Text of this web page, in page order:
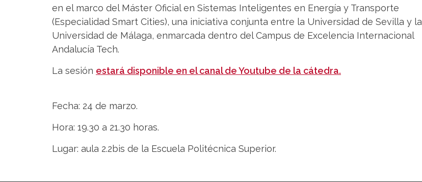
en el marco del Máster Oficial en Sistemas Inteligentes en Energía y Transporte
(Especialidad Smart Cities), una iniciativa conjunta entre la Universidad de Sevilla y la
Universidad de Málaga, enmarcada dentro del Campus de Excelencia Internacional
Andalucía Tech.
La sesión estará disponible en el canal de Youtube de la cátedra.
Fecha: 24 de marzo.
Hora: 19.30 a 21.30 horas.
Lugar: aula 2.2bis de la Escuela Politécnica Superior.